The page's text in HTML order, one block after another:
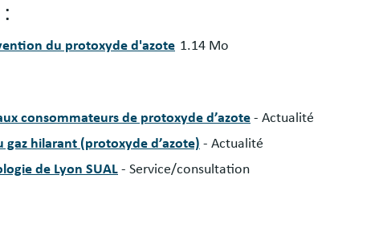
du protoxyde d'azote 1.14 Mo
consommateurs de protoxyde d’azote - Actualité
gaz hilarant (protoxyde d’azote) - Actualité
de Lyon SUAL - Service/consultation